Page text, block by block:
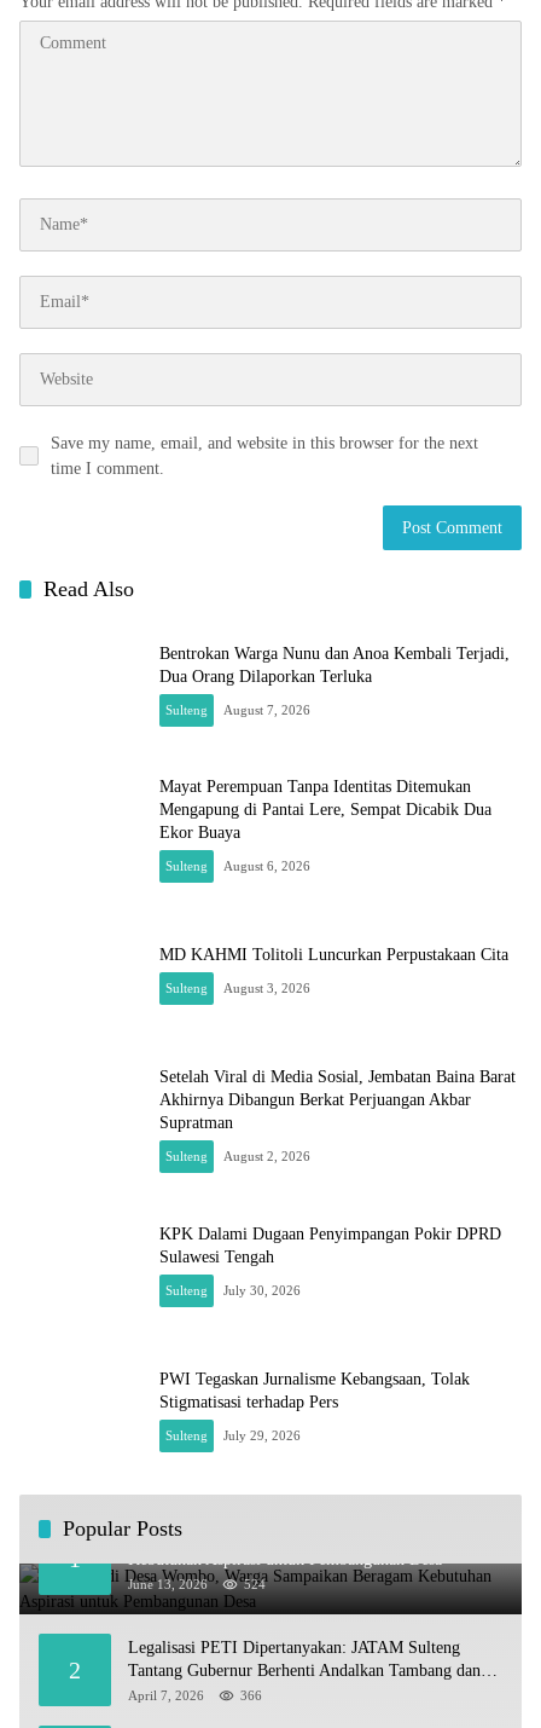
Save my name, email, and website in this browser for the next
time I comment.
Read Also
Bentrokan Warga Nunu dan Anoa Kembali Terjadi,
Dua Orang Dilaporkan Terluka
Sulteng August 7, 2026
Mayat Perempuan Tanpa Identitas Ditemukan
Mengapung di Pantai Lere, Sempat Dicabik Dua
Ekor Buaya
Sulteng August 6, 2026
MD KAHMI Tolitoli Luncurkan Perpustakaan Cita
Sulteng August 3, 2026
Setelah Viral di Media Sosial, Jembatan Baina Barat
Akhirnya Dibangun Berkat Perjuangan Akbar
Supratman
Sulteng August 2, 2026
KPK Dalami Dugaan Penyimpangan Pokir DPRD
Sulawesi Tengah
Sulteng July 30, 2026
PWI Tegaskan Jurnalisme Kebangsaan, Tolak
Stigmatisasi terhadap Pers
Sulteng July 29, 2026
Popular Posts
1
Kundapil di Desa Wombo, Warga Sampaikan Beragam
June 13, 2026 524
2
Legalisasi PETI Dipertanyakan: JATAM Sulteng
Tantang Gubernur Berhenti Andalkan Tambang dan
Selamatkan Parigi Moutong sebagai Lumbung Pangan
April 7, 2026 366